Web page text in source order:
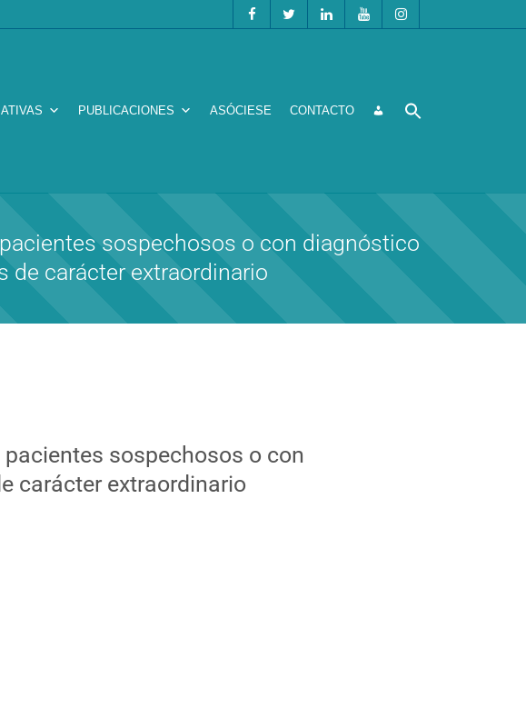
PUBLICACIONES ASÓCIESE CONTACTO
sospechosos o con diagnóstico
de carácter extraordinario
sospechosos o con
carácter extraordinario